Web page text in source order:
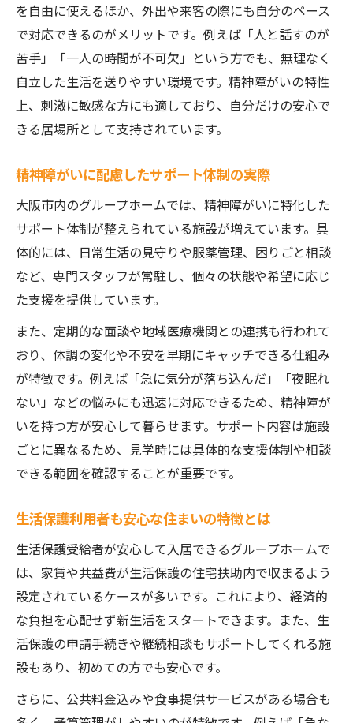
障がい者グループホームの自立支援の実例
精神障がいへの配慮がある日常生活サポー
ト
生活保護と両立できる自立型グループホー
ム
ワンルームタイプで生活リズムを整える方
大阪市で安心できる新生活の始め方ガイド
障がい者グループホーム入居までの具体的
流れ
精神障がいに寄り添う新生活スタート支援
生活保護利用時に知っておきたい手続き
ワンルーム型で安心して暮らすためのヒン
ト
初めてのグループホームでも安心な理由
を自由に使えるほか、外出や来客の際にも自分のペース
で対応できるのがメリットです。例えば「人と話すのが
苦手」「一人の時間が不可欠」という方でも、無理なく
自立した生活を送りやすい環境です。精神障がいの特性
上、刺激に敏感な方にも適しており、自分だけの安心で
きる居場所として支持されています。
精神障がいに配慮したサポート体制の実際
大阪市内のグループホームでは、精神障がいに特化した
サポート体制が整えられている施設が増えています。具
体的には、日常生活の見守りや服薬管理、困りごと相談
など、専門スタッフが常駐し、個々の状態や希望に応じ
た支援を提供しています。
また、定期的な面談や地域医療機関との連携も行われて
おり、体調の変化や不安を早期にキャッチできる仕組み
が特徴です。例えば「急に気分が落ち込んだ」「夜眠れ
ない」などの悩みにも迅速に対応できるため、精神障が
いを持つ方が安心して暮らせます。サポート内容は施設
ごとに異なるため、見学時には具体的な支援体制や相談
できる範囲を確認することが重要です。
生活保護利用者も安心な住まいの特徴とは
生活保護受給者が安心して入居できるグループホームで
は、家賃や共益費が生活保護の住宅扶助内で収まるよう
設定されているケースが多いです。これにより、経済的
な負担を心配せず新生活をスタートできます。また、生
活保護の申請手続きや継続相談もサポートしてくれる施
設もあり、初めての方でも安心です。
さらに、公共料金込みや食事提供サービスがある場合も